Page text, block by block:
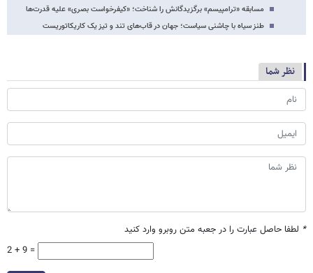
مسابقه «ترامپیسم» برگزیدگانش را شناخت؛ «کیفرخواست بصری» علیه قدرت‌ها
طنز سیاه با چاشنی سیاست؛ جهان در قاب‌های تند و تیز یک کاریکاتوریست
نظر شما
* لطفا حاصل عبارت را در جعبه متن روبرو وارد کنید
2 + 9 =